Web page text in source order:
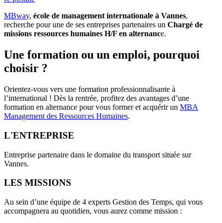
MBway, école de management internationale à Vannes,
recherche pour une de ses entreprises partenaires un Chargé de
missions ressources humaines H/F en alternance.
Une formation ou un emploi, pourquoi
choisir ?
Orientez-vous vers une formation professionnalisante à
l’international ! Dès la rentrée, profitez des avantages d’une
formation en alternance pour vous former et acquérir un ​ MBA
Management des Ressources Humaines​.
L'ENTREPRISE
Entreprise partenaire dans le domaine du transport située sur
Vannes.
LES MISSIONS
Au sein d’une équipe de 4 experts Gestion des Temps, qui vous
accompagnera au quotidien, vous aurez comme mission :